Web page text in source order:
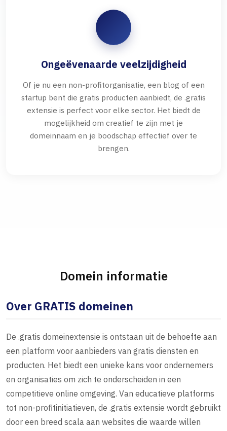
Ongeëvenaarde veelzijdigheid
Of je nu een non-profitorganisatie, een blog of een
startup bent die gratis producten aanbiedt, de .gratis
extensie is perfect voor elke sector. Het biedt de
mogelijkheid om creatief te zijn met je
domeinnaam en je boodschap effectief over te
brengen.
Domein informatie
Over GRATIS domeinen
De .gratis domeinextensie is ontstaan uit de behoefte aan
een platform voor aanbieders van gratis diensten en
producten. Het biedt een unieke kans voor ondernemers
en organisaties om zich te onderscheiden in een
competitieve online omgeving. Van educatieve platforms
tot non-profitinitiatieven, de .gratis extensie wordt gebruikt
door een breed scala aan websites die waarde willen